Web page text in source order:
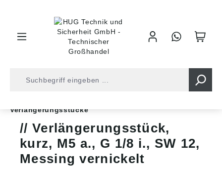
Verlängerungsstücke
Verlängerungsstück,
kurz, M5 a., G 1/8 i., SW 12,
Messing vernickelt